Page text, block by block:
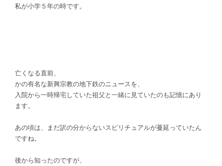
私が小学５年の時です。
亡くなる直前、
かの有名な新興宗教の地下鉄のニュースを、
入院から一時帰宅していた祖父と一緒に見ていたのも記憶にあり
ます。
あの頃は、
まだ訳の分からないスピリチュアルが蔓延っていたん
ですね。
後から知ったのですが、